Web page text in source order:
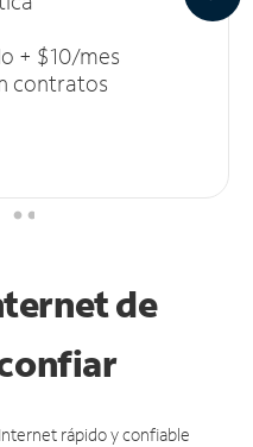
+ $10/mes
contratos
de
rápido y confiable